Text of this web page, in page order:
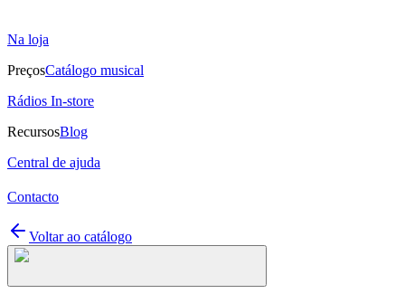
Na loja
PreçosCatálogo musical
Rádios In-store
RecursosBlog
Central de ajuda
Contacto
Voltar ao catálogo